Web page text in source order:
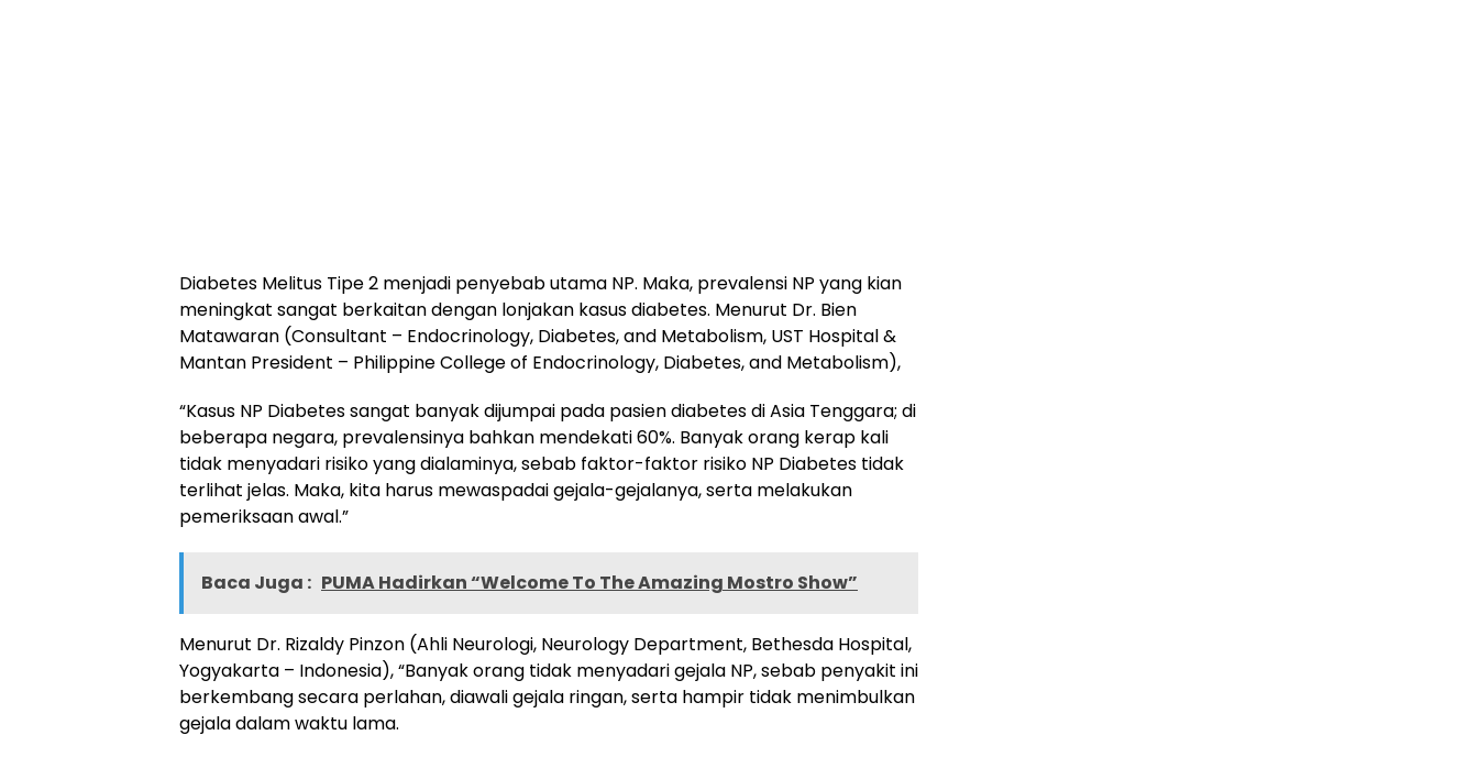
Diabetes Melitus Tipe 2 menjadi penyebab utama NP. Maka, prevalensi NP yang kian
meningkat sangat berkaitan dengan lonjakan kasus diabetes. Menurut Dr. Bien
Matawaran (Consultant – Endocrinology, Diabetes, and Metabolism, UST Hospital &
Mantan President – Philippine College of Endocrinology, Diabetes, and Metabolism),
“Kasus NP Diabetes sangat banyak dijumpai pada pasien diabetes di Asia Tenggara; di
beberapa negara, prevalensinya bahkan mendekati 60%. Banyak orang kerap kali
tidak menyadari risiko yang dialaminya, sebab faktor-faktor risiko NP Diabetes tidak
terlihat jelas. Maka, kita harus mewaspadai gejala-gejalanya, serta melakukan
pemeriksaan awal.”
Baca Juga : PUMA Hadirkan “Welcome To The Amazing Mostro Show”
Menurut Dr. Rizaldy Pinzon (Ahli Neurologi, Neurology Department, Bethesda Hospital,
Yogyakarta – Indonesia), “Banyak orang tidak menyadari gejala NP, sebab penyakit ini
berkembang secara perlahan, diawali gejala ringan, serta hampir tidak menimbulkan
gejala dalam waktu lama.